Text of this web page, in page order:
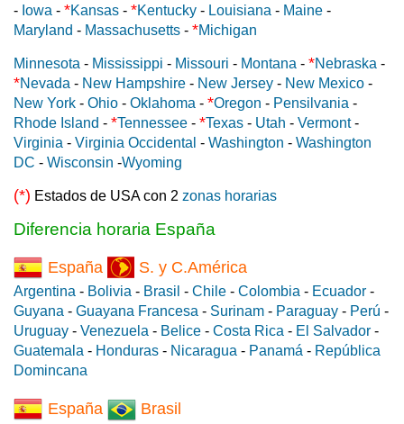
- Iowa - *Kansas - *Kentucky - Louisiana - Maine -
Maryland - Massachusetts - *Michigan
Minnesota - Mississippi - Missouri - Montana - *Nebraska -
*Nevada - New Hampshire - New Jersey - New Mexico -
New York - Ohio - Oklahoma - *Oregon - Pensilvania -
Rhode Island - *Tennessee - *Texas - Utah - Vermont-
Virginia - Virginia Occidental - Washington - Washington
DC - Wisconsin -Wyoming
(*) Estados de USA con 2 zonas horarias
Diferencia horaria España
España S. y C.América
Argentina - Bolivia - Brasil - Chile - Colombia - Ecuador -
Guyana - Guayana Francesa - Surinam - Paraguay - Perú -
Uruguay - Venezuela - Belice - Costa Rica - El Salvador -
Guatemala - Honduras - Nicaragua - Panamá - República
Domincana
España Brasil